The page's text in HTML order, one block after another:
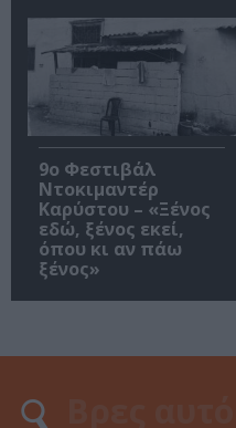
9ο Φεστιβάλ
Ντοκιμαντέρ
Καρύστου – «Ξένος
εδώ, ξένος εκεί,
όπου κι αν πάω
ξένος»